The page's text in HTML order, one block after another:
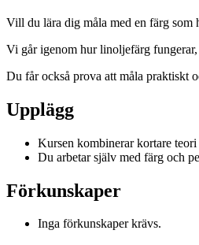
Vill du lära dig måla med en färg som
Vi går igenom hur linoljefärg
Du får också prova att måla praktiskt
Upplägg
Kursen kombinerar kortare
Du arbetar själv med färg och
Förkunskaper
Inga förkunskaper krävs.